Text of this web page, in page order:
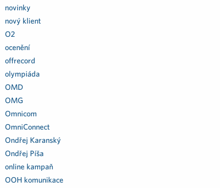
novinky
nový klient
O2
ocenění
offrecord
olympiáda
OMD
OMG
Omnicom
OmniConnect
Ondřej Karanský
Ondřej Píša
online kampaň
OOH komunikace